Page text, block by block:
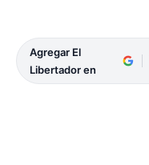
Agregar El
Libertador en